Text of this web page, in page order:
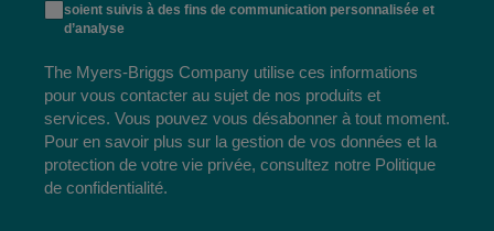
soient suivis à des fins de communication personnalisée et
d’analyse
The Myers-Briggs Company utilise ces informations
pour vous contacter au sujet de nos produits et
services. Vous pouvez vous désabonner à tout moment.
Pour en savoir plus sur la gestion de vos données et la
protection de votre vie privée, consultez notre Politique
de confidentialité.